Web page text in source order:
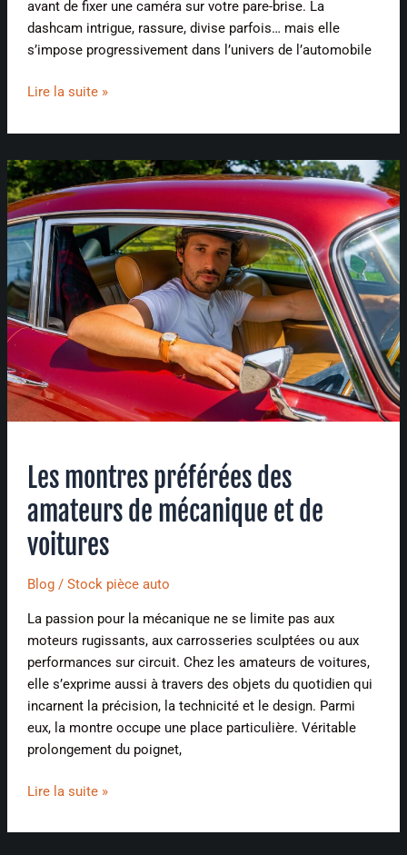
avant de fixer une caméra sur votre pare-brise. La
dashcam intrigue, rassure, divise parfois… mais elle
s’impose progressivement dans l’univers de l’automobile
Lire la suite »
Les montres préférées des
amateurs de mécanique et de
voitures
Blog/ Stock pièce auto
La passion pour la mécanique ne se limite pas aux
moteurs rugissants, aux carrosseries sculptées ou aux
performances sur circuit. Chez les amateurs de voitures,
elle s’exprime aussi à travers des objets du quotidien qui
incarnent la précision, la technicité et le design. Parmi
eux, la montre occupe une place particulière. Véritable
prolongement du poignet,
Les
montres
préférées
des
amateurs
de
mécanique
et
voitures
Lire la suite »